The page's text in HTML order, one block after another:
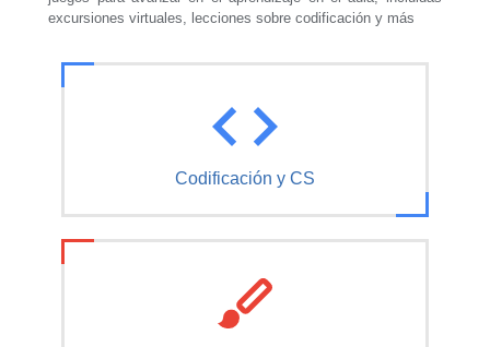
excursiones virtuales, lecciones sobre codificación y más
Codificación y CS